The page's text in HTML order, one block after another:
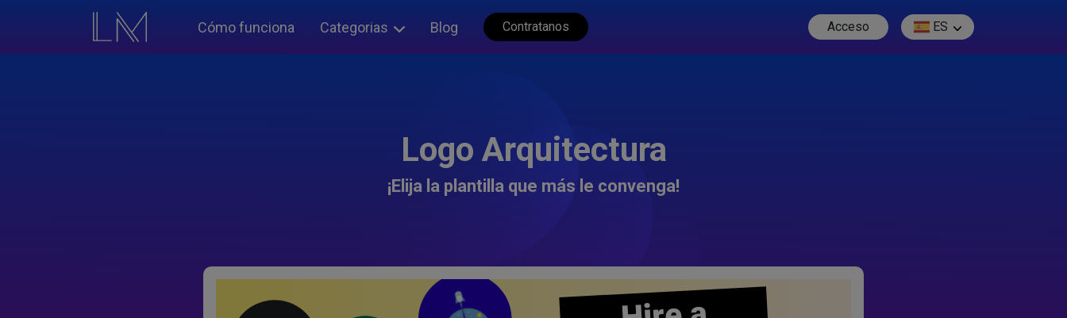
Cómo funciona Categorias Blog Contratanos Acceso ES
Logo Arquitectura
¡Elija la plantilla que más le convenga!